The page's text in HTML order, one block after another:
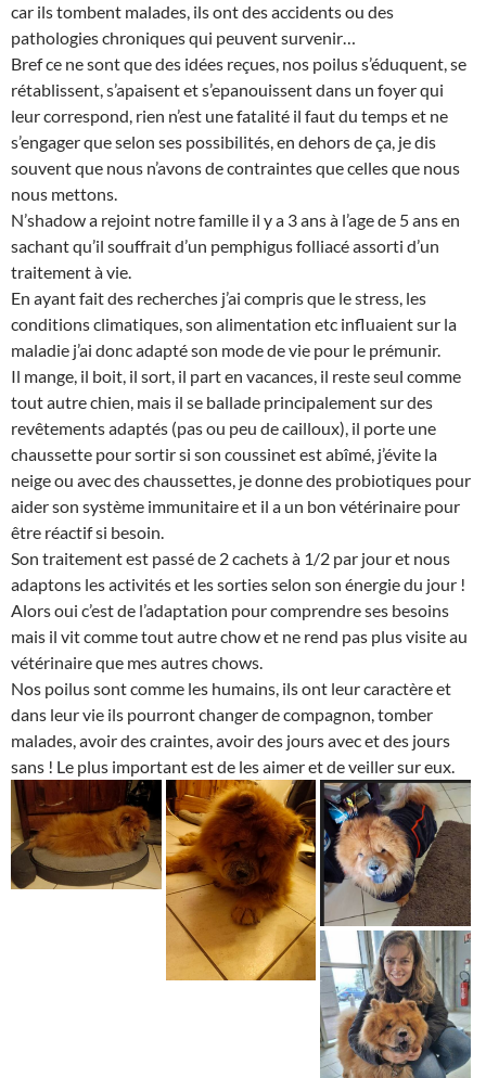
car ils tombent malades, ils ont des accidents ou des
pathologies chroniques qui peuvent survenir…
Bref ce ne sont que des idées reçues, nos poilus s’éduquent, se
rétablissent, s’apaisent et s’epanouissent dans un foyer qui
leur correspond, rien n’est une fatalité il faut du temps et ne
s’engager que selon ses possibilités, en dehors de ça, je dis
souvent que nous n’avons de contraintes que celles que nous
nous mettons.
N’shadow a rejoint notre famille il y a 3 ans à l’age de 5 ans en
sachant qu’il souffrait d’un pemphigus folliacé assorti d’un
traitement à vie.
En ayant fait des recherches j’ai compris que le stress, les
conditions climatiques, son alimentation etc influaient sur la
maladie j’ai donc adapté son mode de vie pour le prémunir.
Il mange, il boit, il sort, il part en vacances, il reste seul comme
tout autre chien, mais il se ballade principalement sur des
revêtements adaptés (pas ou peu de cailloux), il porte une
chaussette pour sortir si son coussinet est abîmé, j’évite la
neige ou avec des chaussettes, je donne des probiotiques pour
aider son système immunitaire et il a un bon vétérinaire pour
être réactif si besoin.
Son traitement est passé de 2 cachets à 1/2 par jour et nous
adaptons les activités et les sorties selon son énergie du jour !
Alors oui c’est de l’adaptation pour comprendre ses besoins
mais il vit comme tout autre chow et ne rend pas plus visite au
vétérinaire que mes autres chows.
Nos poilus sont comme les humains, ils ont leur caractère et
dans leur vie ils pourront changer de compagnon, tomber
malades, avoir des craintes, avoir des jours avec et des jours
sans ! Le plus important est de les aimer et de veiller sur eux.